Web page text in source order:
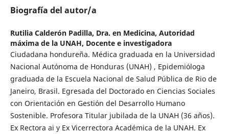
Biografía del autor/a
Rutilia Calderón Padilla, Dra. en Medicina, Autoridad
máxima de la UNAH, Docente e investigadora
Ciudadana hondureña. Médica graduada en la Universidad
Nacional Autónoma de Honduras (UNAH) , Epidemióloga
graduada de la Escuela Nacional de Salud Pública de Rio de
Janeiro, Brasil. Egresada del Doctorado en Ciencias Sociales
con Orientación en Gestión del Desarrollo Humano
Sostenible. Profesora Titular jubilada de la UNAH (36 años).
Ex Rectora ai y Ex Vicerrectora Académica de la UNAH. Ex